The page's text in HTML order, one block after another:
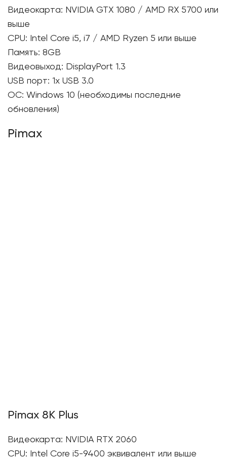
Видеокарта: NVIDIA GTX 1080 / AMD RX 5700 или
выше
CPU: Intel Core i5, i7 / AMD Ryzen 5 или выше
Память: 8GB
Видеовыход: DisplayPort 1.3
USB порт: 1x USB 3.0
ОС: Windows 10 (необходимы последние
обновления)
Pimax
Pimax 8K Plus
Видеокарта: NVIDIA RTX 2060
CPU: Intel Core i5-9400 эквивалент или выше